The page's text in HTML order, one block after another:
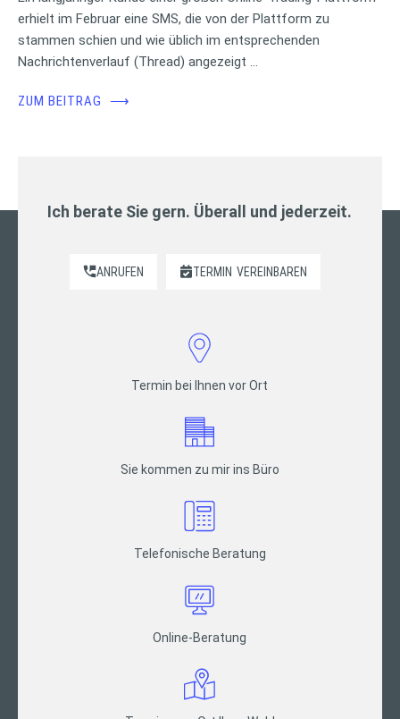
erhielt im Februar eine SMS, die von der Plattform zu
stammen schien und wie üblich im entsprechenden
Nachrichtenverlauf (Thread) angezeigt …
ZUM BEITRAG ⟶
Ich berate Sie gern. Überall und jederzeit.
ANRUFEN TERMIN VEREINBAREN
Termin bei Ihnen vor Ort
Sie kommen zu mir ins Büro
Telefonische Beratung
Online-Beratung